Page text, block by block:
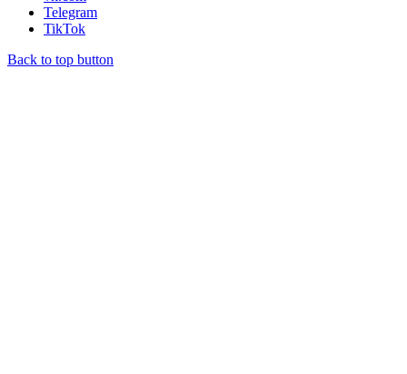
Telegram
TikTok
Back to top button